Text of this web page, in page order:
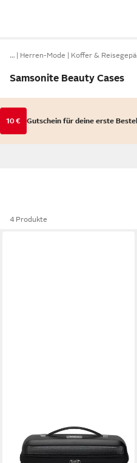
… Herren-Mode Koffer &
Samsonite Beauty Cases
10 € Gutschein für deine erste
4 Produkte